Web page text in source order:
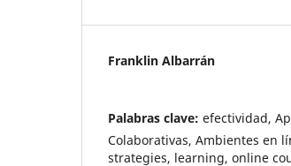
Franklin Albarrán
Palabras clave: efectividad,
Colaborativas, Ambientes en
strategies, learning, online